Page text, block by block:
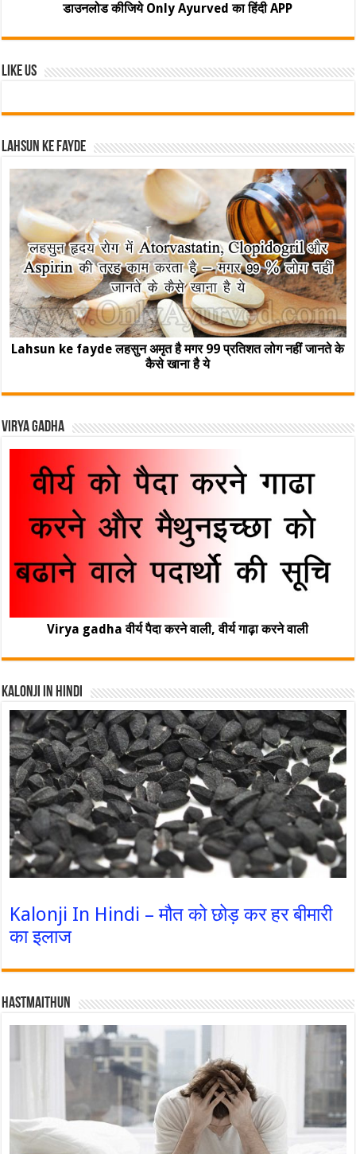
डाउनलोड कीजिये Only Ayurved का हिंदी APP
Like Us
Lahsun ke fayde
Lahsun ke fayde लहसुन अमृत है मगर 99 प्रतिशत लोग नहीं जानते के
कैसे खाना है ये
Virya Gadha
Virya gadha वीर्य पैदा करने वाली, वीर्य गाढ़ा करने वाली
Kalonji In Hindi
Kalonji In Hindi – मौत को छोड़ कर हर बीमारी
का इलाज
Hastmaithun